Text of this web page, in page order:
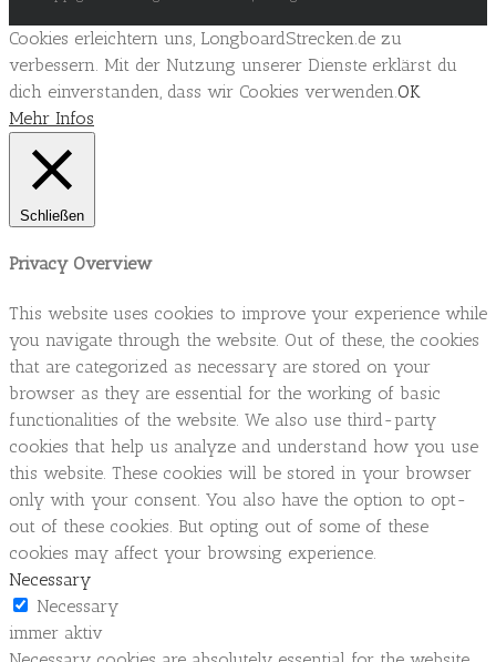
Cookies erleichtern uns, LongboardStrecken.de zu
verbessern. Mit der Nutzung unserer Dienste erklärst du
dich einverstanden, dass wir Cookies verwenden. OK
Mehr Infos
Schließen
Privacy Overview
This website uses cookies to improve your experience while
you navigate through the website. Out of these, the cookies
that are categorized as necessary are stored on your
browser as they are essential for the working of basic
functionalities of the website. We also use third-party
cookies that help us analyze and understand how you use
this website. These cookies will be stored in your browser
only with your consent. You also have the option to opt-
out of these cookies. But opting out of some of these
cookies may affect your browsing experience.
Necessary
Necessary
immer aktiv